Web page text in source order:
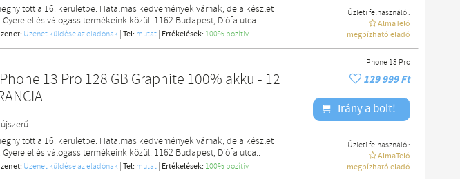
a 16. kerületbe. Hatalmas kedvemények várnak, de a készlet
el és válogass termékeink közül. 1162 Budapest, Diófa utca..
Üzenet küldése az eladónak |Tel: mutat | Értékelések: 100% pozítiv
Üzleti felhasználó :
AlmaTeló
megbízható eladó
13 Pro 128 GB Graphite 100% akku - 12
újszerű
a 16. kerületbe. Hatalmas kedvemények várnak, de a készlet
el és válogass termékeink közül. 1162 Budapest, Diófa utca..
Üzenet küldése az eladónak |Tel: mutat | Értékelések: 100% pozítiv
iPhone 13 Pro
129 999 Ft
Irány a bolt!
Üzleti felhasználó :
AlmaTeló
megbízható eladó